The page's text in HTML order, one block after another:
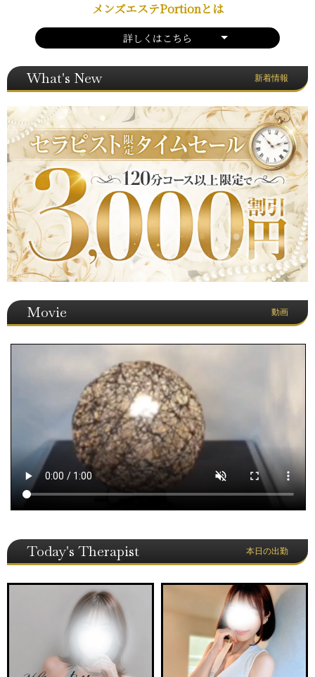
メンズエステPortionとは
詳しくはこちら
What's New 新着情報
Movie 動画
Today's Therapist 本日の出勤